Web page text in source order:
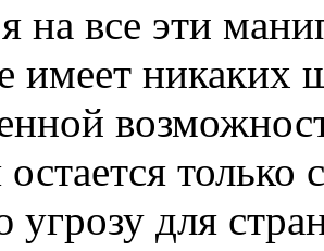
на все эти
имеет никаких
для